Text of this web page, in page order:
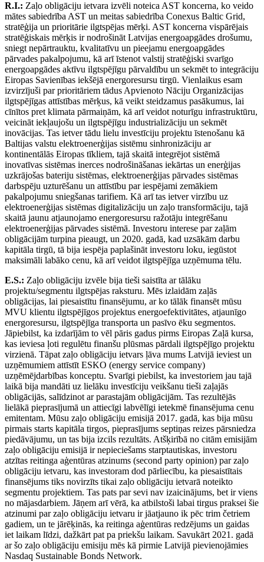
R.I.: Zaļo obligāciju ietvara izvēli noteica AST koncerna, ko veido
mātes sabiedrība AST un meitas sabiedrība Conexus Baltic Grid,
stratēģija un prioritārie ilgtspējas mērķi. AST koncerna vispārējais
stratēģiskais mērķis ir nodrošināt Latvijas energoapgādes drošumu,
sniegt nepārtrauktu, kvalitatīvu un pieejamu energoapgādes
pārvades pakalpojumu, kā arī īstenot valstij stratēģiski svarīgo
energoapgādes aktīvu ilgtspējīgu pārvaldību un sekmēt to integrāciju
Eiropas Savienības iekšējā energoresursu tirgū. Vienlaikus esam
izvirzījuši par prioritāriem tādus Apvienoto Nāciju Organizācijas
ilgtspējīgas attīstības mērķus, kā veikt steidzamus pasākumus, lai
cīnītos pret klimata pārmaiņām, kā arī veidot noturīgu infrastruktūru,
veicināt iekļaujošu un ilgtspējīgu industrializāciju un sekmēt
inovācijas. Tas ietver tādu lielu investīciju projektu īstenošanu kā
Baltijas valstu elektroenerģijas sistēmu sinhronizāciju ar
kontinentālās Eiropas tīkliem, tajā skaitā integrējot sistēmā
inovatīvas sistēmas inerces nodrošināšanas iekārtas un enerģijas
uzkrājošas bateriju sistēmas, elektroenerģijas pārvades sistēmas
darbspēju uzturēšanu un attīstību par iespējami zemākiem
pakalpojumu sniegšanas tarifiem. Kā arī tas ietver virzību uz
elektroenerģijas sistēmas digitalizāciju un zaļo transformāciju, tajā
skaitā jaunu atjaunojamo energoresursu ražotāju integrēšanu
elektroenerģijas pārvades sistēmā. Investoru interese par zaļām
obligācijām turpina pieaugt, un 2020. gadā, kad uzsākām darbu
kapitāla tirgū, tā bija iespēja paplašināt investoru loku, iegūstot
maksimāli labāko cenu, kā arī veidot ilgtspējīga uzņēmuma tēlu.
E.S.: Zaļo obligāciju izvēle bija tieši saistīta ar tālāku
projektu/segmentu ilgtspējas raksturu. Mēs izlaidām zaļās
obligācijas, lai piesaistītu finansējumu, ar ko tālāk finansēt mūsu
MVU klientu ilgtspējīgos projektus energoefektivitātes, atjaunīgo
energoresursu, ilgtspējīga transporta un pasīvo ēku segmentos.
Jāpiebilst, ka izdarījām to vēl pāris gadus pirms Eiropas Zaļā kursa,
kas ieviesa ļoti regulētu finanšu plūsmas pārdali ilgtspējīgo projektu
virzienā. Tāpat zaļo obligāciju ietvars ļāva mums Latvijā ieviest un
uzņēmumiem attīstīt ESKO (energy service company)
uzņēmējdarbības konceptu. Svarīgi piebilst, ka investoriem jau tajā
laikā bija mandāti uz lielāku investīciju veikšanu tieši zaļajās
obligācijās, salīdzinot ar parastajām obligācijām. Tas rezultējās
lielākā pieprasījumā un attiecīgi labvēlīgi ietekmē finansējuma cenu
emitentam. Mūsu zaļo obligāciju emisijā 2017. gadā, kas bija mūsu
pirmais starts kapitāla tirgos, pieprasījums septiņas reizes pārsniedza
piedāvājumu, un tas bija izcils rezultāts. Atšķirībā no citām emisijām
zaļo obligāciju emisijā ir nepieciešams starptautiskas, investoru
atzītas reitinga aģentūras atzinums (second party opinion) par zaļo
obligāciju ietvaru, kas investoram dod pārliecību, ka piesaistītais
finansējums tiks novirzīts tikai zaļo obligāciju ietvarā noteikto
segmentu projektiem. Tas pats par sevi nav izaicinājums, bet ir viens
no mājasdarbiem. Jāņem arī vērā, ka atbilstoši labai tirgus praksei šie
atzinumi par zaļo obligāciju ietvaru ir jāatjauno ik pēc trim četriem
gadiem, un te jārēķinās, ka reitinga aģentūras redzējums un gaidas
iet laikam līdzi, dažkārt pat pa priekšu laikam. Savukārt 2021. gadā
ar šo zaļo obligāciju emisiju mēs kā pirmie Latvijā pievienojāmies
Nasdaq Sustainable Bonds Network.